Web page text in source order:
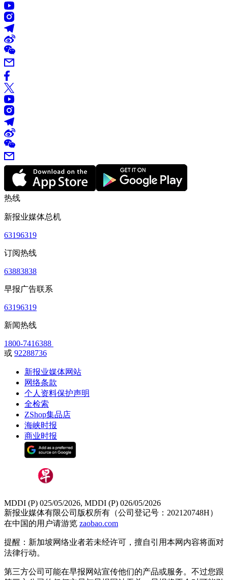
热线
新报业媒体总机
63196319
订阅热线
63883838
早报广告联系
63196319
新闻热线
1800-7416388
或 92288736
新报业媒体网站
网络条款
个人资料保护声明
全检索
ZShop集品店
海峡时报
商业时报
MDDI (P) 025/05/2026, MDDI (P) 026/05/2026
新报业媒体有限公司版权所有（公司登记号：202120748H）
在中国的用户请游览 zaobao.com
提醒：新加坡网络业者若未经许可，擅自引用本网内容将面对
法律行动。
第三方公司可能在早报网站宣传他们的产品或服务。不过您跟